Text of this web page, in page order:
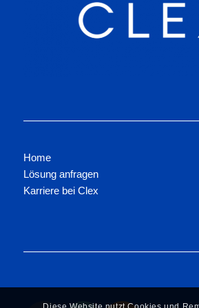
Home
Lösung anfragen
Karriere bei Clex